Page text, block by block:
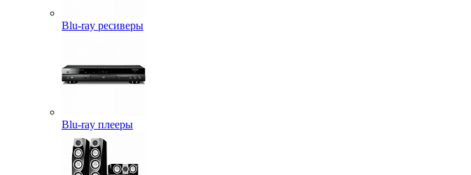
Blu-ray ресиверы
Blu-ray плееры